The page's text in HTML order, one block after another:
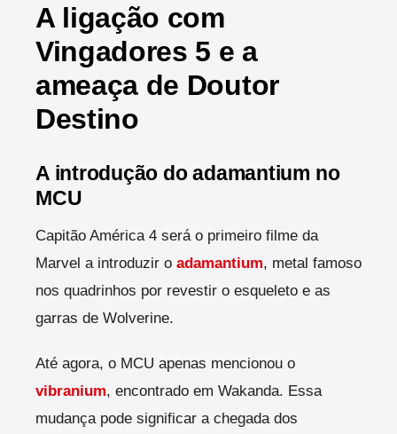
A ligação com
Vingadores 5 e a
ameaça de Doutor
Destino
A introdução do adamantium no
MCU
Capitão América 4 será o primeiro filme da
Marvel a introduzir o adamantium, metal famoso
nos quadrinhos por revestir o esqueleto e as
garras de Wolverine.
Até agora, o MCU apenas mencionou o
vibranium, encontrado em Wakanda. Essa
mudança pode significar a chegada dos